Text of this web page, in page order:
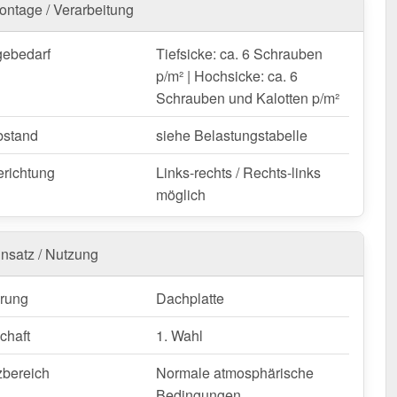
T18DR | Dach bestellen – Schnell geliefert &
Garantie!
wetterfest, individuell auf Maß – bestellen Sie jetzt und
Sie von schneller Lieferung!
vom Widerruf ausgeschlossen
/ Verarbeitung
Tiefsicke: ca. 6 Schrauben
p/m² | Hochsicke: ca. 6
Schrauben und Kalotten p/m²
siehe Belastungstabelle
Links-rechts / Rechts-links
möglich
/ Nutzung
Dachplatte
1. Wahl
Normale atmosphärische